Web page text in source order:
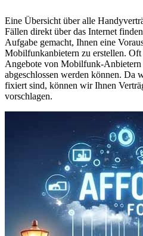
Eine Übersicht über alle
Fällen direkt über das Internet
Aufgabe gemacht, Ihnen eine
Mobilfunkanbietern zu erstellen. Oft
Angebote von Mobilfunk-Anbietern
abgeschlossen werden können. Da
fixiert sind, können wir Ihnen
vorschlagen.